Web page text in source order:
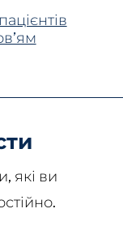
які ви